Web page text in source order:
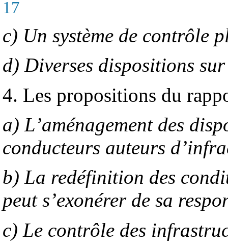
17
c) Un système de contrôle
d) Diverses dispositions
4. Les propositions du
a) L’aménagement des
conducteurs auteurs
b) La redéfinition des
peut s’exonérer de sa
c) Le contrôle des